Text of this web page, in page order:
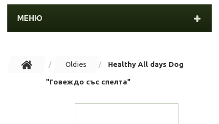
МЕНЮ
Oldies Healthy All days Dog
"Говеждо със спелта"